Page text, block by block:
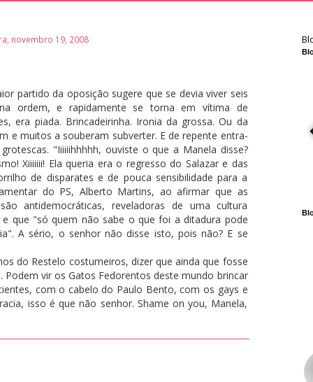
novembro 19, 2008
partido da oposição sugere que se devia viver seis
ordem, e rapidamente se torna em vítima de
era piada. Brincadeirinha. Ironia da grossa. Ou da
e muitos a souberam subverter. E de repente entra-
"Iiiiiihhhhh, ouviste o que a Manela disse?
Xiiiiiii! Ela queria era o regresso do Salazar e das
de disparates e de pouca sensibilidade para a
do PS, Alberto Martins, ao afirmar que as
antidemocráticas, reveladoras de uma cultura
que "só quem não sabe o que foi a ditadura pode
A sério, o senhor não disse isto, pois não? E se
do Restelo costumeiros, dizer que ainda que fosse
vir os Gatos Fedorentos deste mundo brincar
com o cabelo do Paulo Bento, com os gays e
isso é que não senhor. Shame on you, Manela,